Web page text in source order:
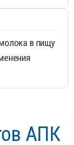
в пищу
АПК